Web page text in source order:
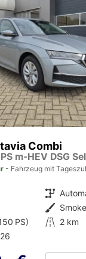
Combi
Fahrzeug mit
Getriebe
Außenfarbe
PS) Kilometerstand 2 km